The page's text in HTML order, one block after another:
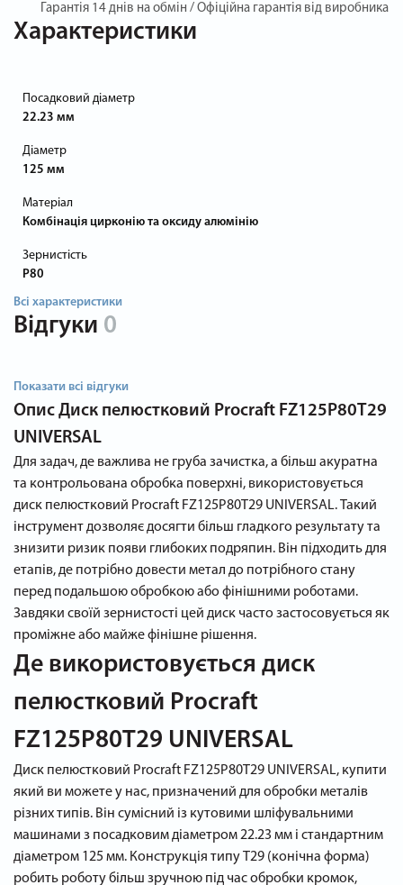
Гарантія 14 днів на обмін / Офіційна гарантія від виробника
Характеристики
Посадковий діаметр
22.23 мм
Діаметр
125 мм
Матеріал
Комбінація цирконію та оксиду алюмінію
Зернистість
P80
Всі характеристики
Відгуки 0
Показати всі відгуки
Опис Диск пелюстковий Procraft FZ125P80T29
UNIVERSAL
Для задач, де важлива не груба зачистка, а більш акуратна
та контрольована обробка поверхні, використовується
диск пелюстковий Procraft FZ125P80T29 UNIVERSAL. Такий
інструмент дозволяє досягти більш гладкого результату та
знизити ризик появи глибоких подряпин. Він підходить для
етапів, де потрібно довести метал до потрібного стану
перед подальшою обробкою або фінішними роботами.
Завдяки своїй зернистості цей диск часто застосовується як
проміжне або майже фінішне рішення.
Де використовується диск
пелюстковий Procraft
FZ125P80T29 UNIVERSAL
Диск пелюстковий Procraft FZ125P80T29 UNIVERSAL, купити
який ви можете у нас, призначений для обробки металів
різних типів. Він сумісний із кутовими шліфувальними
машинами з посадковим діаметром 22.23 мм і стандартним
діаметром 125 мм. Конструкція типу Т29 (конічна форма)
робить роботу більш зручною під час обробки кромок,